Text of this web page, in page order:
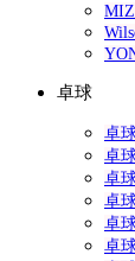
卓球
卓
卓
卓
卓
卓
卓